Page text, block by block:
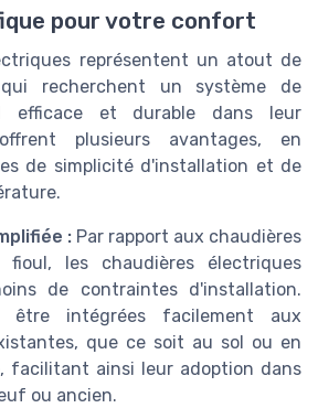
pour votre confort
représentent un atout de
recherchent un système de
efficace et durable dans leur
plusieurs avantages, en
de simplicité d'installation et de
: Par rapport aux chaudières
les chaudières électriques
de contraintes d'installation.
être intégrées facilement aux
que ce soit au sol ou en
facilitant ainsi leur adoption dans
ou ancien.